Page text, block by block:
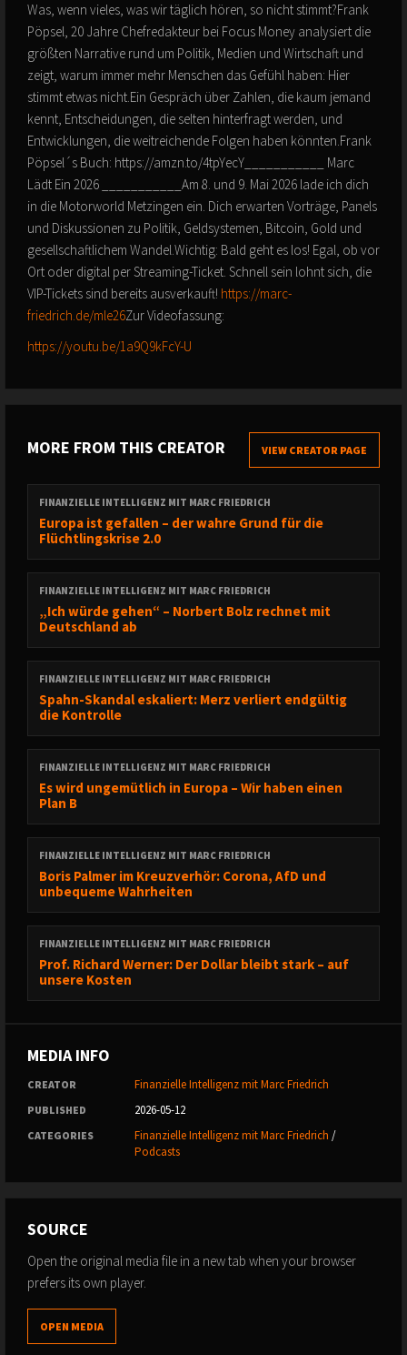
Was, wenn vieles, was wir täglich hören, so nicht stimmt?Frank
Pöpsel, 20 Jahre Chefredakteur bei Focus Money analysiert die
größten Narrative rund um Politik, Medien und Wirtschaft und
zeigt, warum immer mehr Menschen das Gefühl haben: Hier
stimmt etwas nicht.Ein Gespräch über Zahlen, die kaum jemand
kennt, Entscheidungen, die selten hinterfragt werden, und
Entwicklungen, die weitreichende Folgen haben könnten.Frank
Pöpsel´s Buch: https://amzn.to/4tpYecY___________ Marc
Lädt Ein 2026 ___________Am 8. und 9. Mai 2026 lade ich dich
in die Motorworld Metzingen ein. Dich erwarten Vorträge, Panels
und Diskussionen zu Politik, Geldsystemen, Bitcoin, Gold und
gesellschaftlichem Wandel.Wichtig: Bald geht es los! Egal, ob vor
Ort oder digital per Streaming-Ticket. Schnell sein lohnt sich, die
VIP-Tickets sind bereits ausverkauft! https://marc-
friedrich.de/mle26Zur Videofassung:
https://youtu.be/1a9Q9kFcY-U
MORE FROM THIS CREATOR VIEW CREATOR PAGE
FINANZIELLE INTELLIGENZ MIT MARC FRIEDRICH
Europa ist gefallen – der wahre Grund für die
Flüchtlingskrise 2.0
FINANZIELLE INTELLIGENZ MIT MARC FRIEDRICH
„Ich würde gehen“ – Norbert Bolz rechnet mit
Deutschland ab
FINANZIELLE INTELLIGENZ MIT MARC FRIEDRICH
Spahn-Skandal eskaliert: Merz verliert endgültig
die Kontrolle
FINANZIELLE INTELLIGENZ MIT MARC FRIEDRICH
Es wird ungemütlich in Europa – Wir haben einen
Plan B
FINANZIELLE INTELLIGENZ MIT MARC FRIEDRICH
Boris Palmer im Kreuzverhör: Corona, AfD und
unbequeme Wahrheiten
FINANZIELLE INTELLIGENZ MIT MARC FRIEDRICH
Prof. Richard Werner: Der Dollar bleibt stark – auf
unsere Kosten
MEDIA INFO
CREATOR Finanzielle Intelligenz mit Marc Friedrich
PUBLISHED 2026-05-12
CATEGORIES Finanzielle Intelligenz mit Marc Friedrich /
Podcasts
SOURCE
Open the original media file in a new tab when your browser
prefers its own player.
OPEN MEDIA